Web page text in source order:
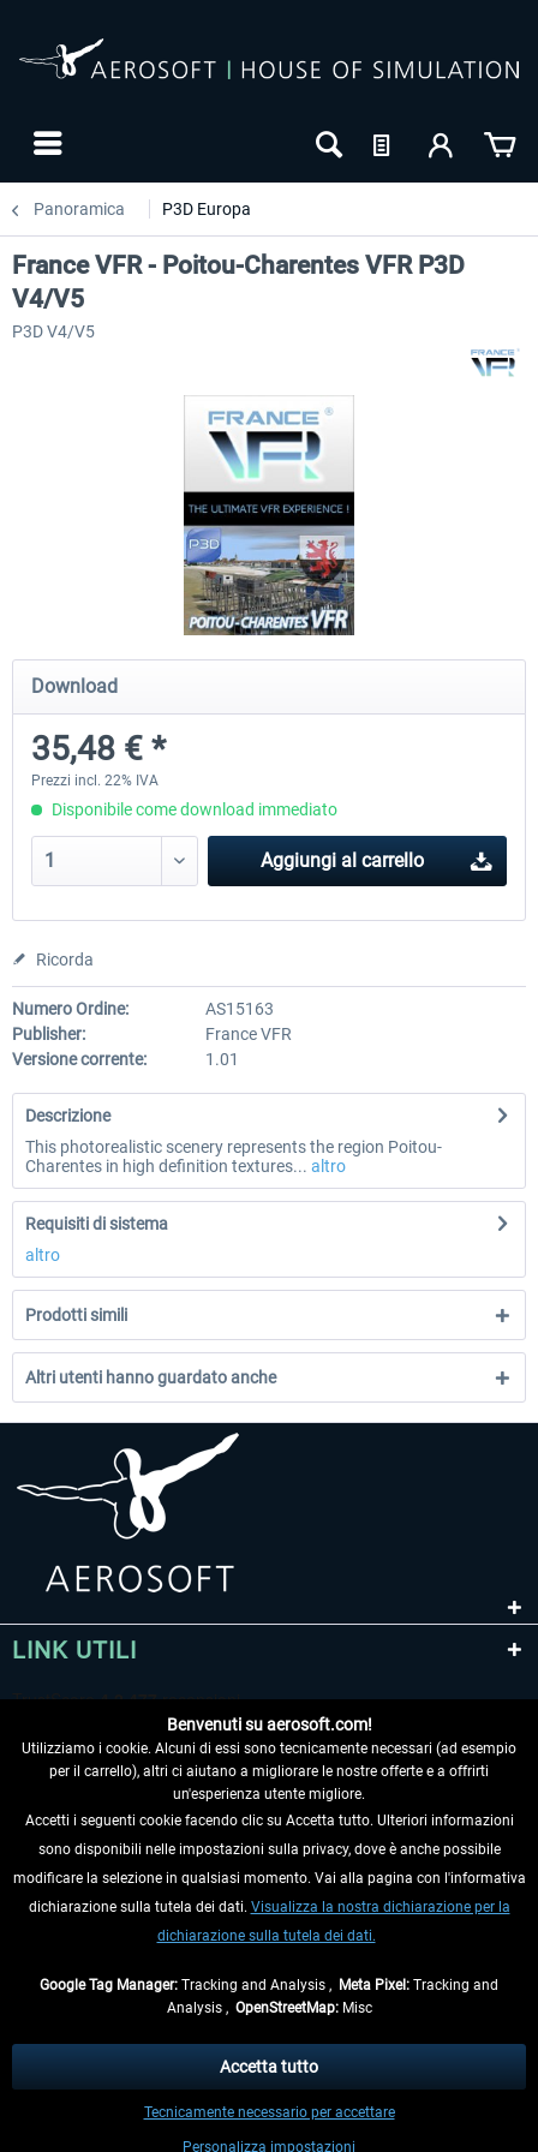
Panoramica P3D Europa
Hamburg-Finkenwerder
France VFR - Poitou-Charentes VFR P3D
V4/V5
P3D V4/V5
Download
35,48 € *
Prezzi incl. 22% IVA
Disponibile come download immediato
Aggiungi al carrello
Ricorda
Numero Ordine:
AS15163
Publisher:
France VFR
Versione corrente:
1.01
Descrizione
This photorealistic scenery represents the region Poitou-
Charentes in high definition textures... altro
Requisiti di sistema
altro
Prodotti simili
Altri utenti hanno guardato anche
LINK UTILI
RECEDERE DAL CONTRATTO
INFORMAZIONI
eventualmente le spese di spedizione, se non diversamente descritto.
** Riguarda le spedizioni al di fuori della Germania, i tempi di consegna per le
altre nazioni sono disponibili nelleinformazioni di spedizione
Benvenuti su aerosoft.com!
Utilizziamo i cookie. Alcuni di essi sono tecnicamente necessari (ad esempio
per il carrello), altri ci aiutano a migliorare le nostre offerte e a offrirti
un'esperienza utente migliore.
Accetti i seguenti cookie facendo clic su Accetta tutto. Ulteriori informazioni
sono disponibili nelle impostazioni sulla privacy, dove è anche possibile
modificare la selezione in qualsiasi momento. Vai alla pagina con l'informativa
dichiarazione sulla tutela dei dati. Visualizza la nostra dichiarazione per la
dichiarazione sulla tutela dei dati.
Google Tag Manager: Tracking and Analysis , Meta Pixel: Tracking and
Analysis , OpenStreetMap:Misc
Personalizza impostazioni
Tecnicamente necessario per accettare
Accetta tutto